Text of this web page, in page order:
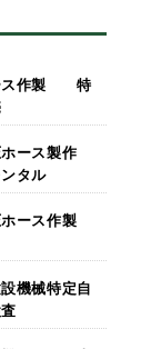
ス作製 特
ース製作
タル
ース作製
機械特定自
検査